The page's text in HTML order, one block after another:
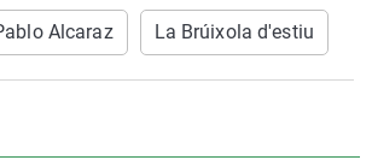
Alcaraz La Brúixola d'estiu